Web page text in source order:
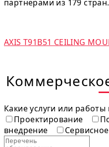
партнерами из 179
AXIS T91B51 CEILING
Какие услуги или
Проектирование
внедрение